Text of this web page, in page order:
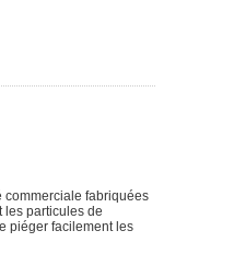
commerciale fabriquées
les particules de
piéger facilement les